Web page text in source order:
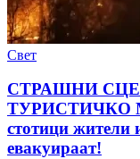
Свет
СТРАШНИ
ТУРИСТИЧКО
стотици жители
евакуираат!